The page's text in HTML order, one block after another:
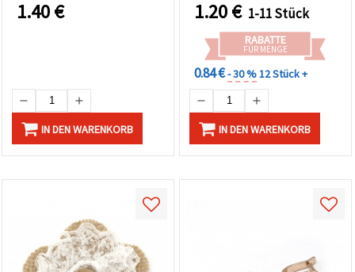
1.40€
IN DEN WARENKORB
1.20€ 1-11 Stück
RABATTE
FÜR MENGE
0.84 €- 30 %12 Stück +
IN DEN WARENKORB